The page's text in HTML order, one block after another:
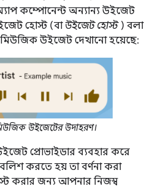
কম্পোনেন্ট অন্যান্য উইজেট
হোস্ট (বাউইজেট হোস্ট) বলা
মিউজিক উইজেট দেখানো হয়েছে:
উইজেটের উদাহরণ।
প্রোভাইডার ব্যবহার করে
করতে হয় তা বর্ণনা করা
করার জন্য আপনার নিজস্ব